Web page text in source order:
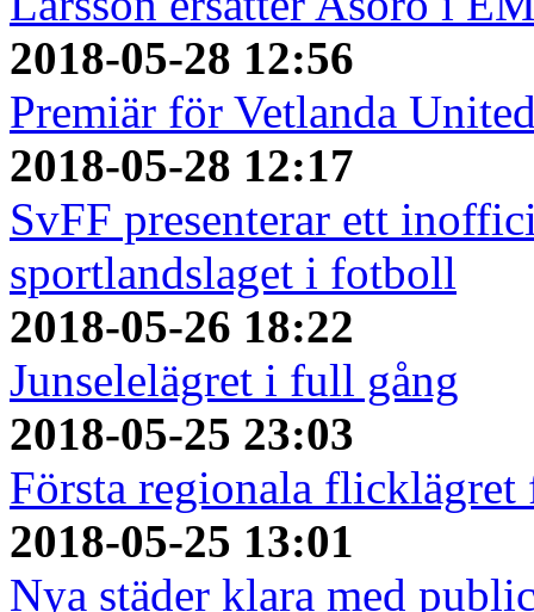
2018-05-28 12:56
Premiär för Vetlanda
2018-05-28 12:17
SvFF presenterar ett
sportlandslaget i fotboll
2018-05-26 18:22
Junselelägret i full gång
2018-05-25 23:03
Första regionala
2018-05-25 13:01
Nya städer klara med